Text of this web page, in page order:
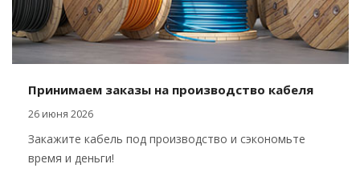
Принимаем заказы на производство кабеля
26 июня 2026
Закажите кабель под производство и сэкономьте
время и деньги!